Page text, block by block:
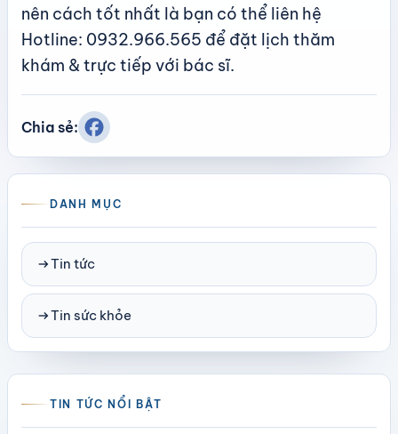
nên cách tốt nhất là bạn có thể liên hệ
Hotline: 0932.966.565 để đặt lịch thăm
khám & trực tiếp với bác sĩ.
Chia sẻ:
DANH MỤC
arrow_right_altTin tức
arrow_right_altTin sức khỏe
TIN TỨC NỔI BẬT